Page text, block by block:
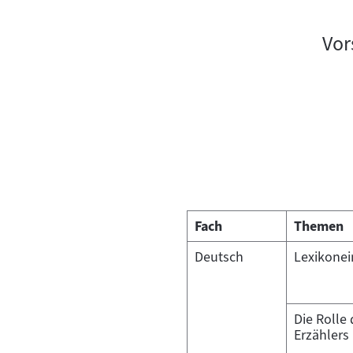
Fach
Themen
Deutsch
Die Rolle
Erzählers